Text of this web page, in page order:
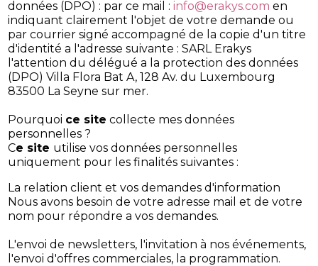
données (DPO) : par ce mail : info@erakys.com en
indiquant clairement l'objet de votre demande ou
par courrier signé accompagné de la copie d'un titre
d'identité a l'adresse suivante : SARL Erakys
l'attention du délégué a la protection des données
(DPO) Villa Flora Bat A, 128 Av. du Luxembourg
83500 La Seyne sur mer.
Pourquoi ce site collecte mes données
personnelles ?
Ce site utilise vos données personnelles
uniquement pour les finalités suivantes :
La relation client et vos demandes d'information
Nous avons besoin de votre adresse mail et de votre
nom pour répondre a vos demandes.
L'envoi de newsletters, l'invitation à nos événements,
l'envoi d'offres commerciales, la programmation.